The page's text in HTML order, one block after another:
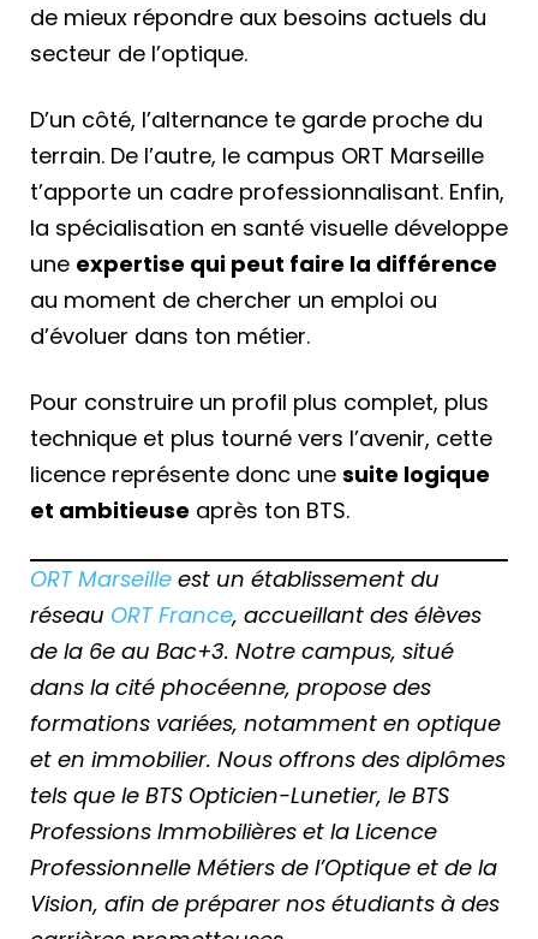
de mieux répondre aux besoins actuels du
secteur de l’optique.
D’un côté, l’alternance te garde proche du
terrain. De l’autre, le campus ORT Marseille
t’apporte un cadre professionnalisant. Enfin,
la spécialisation en santé visuelle développe
une expertise qui peut faire la différence
au moment de chercher un emploi ou
d’évoluer dans ton métier.
Pour construire un profil plus complet, plus
technique et plus tourné vers l’avenir, cette
licence représente donc une suite logique
et ambitieuse après ton BTS.
ORT Marseille est un établissement du
réseau ORT France, accueillant des élèves
de la 6e au Bac+3. Notre campus, situé
dans la cité phocéenne, propose des
formations variées, notamment en optique
et en immobilier. Nous offrons des diplômes
tels que le BTS Opticien-Lunetier, le BTS
Professions Immobilières et la Licence
Professionnelle Métiers de l’Optique et de la
Vision, afin de préparer nos étudiants à des